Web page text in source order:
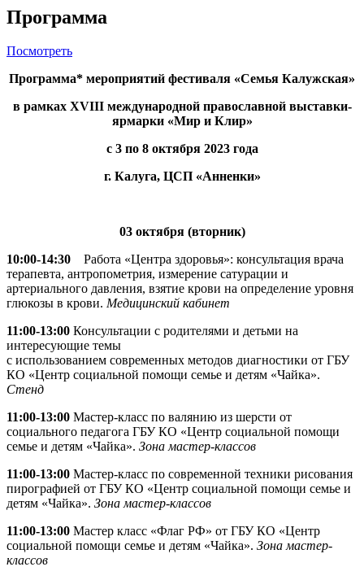
Программа
Посмотреть
Программа* мероприятий фестиваля «Семья Калужская»
в рамках XVIII международной православной выставки-
ярмарки «Мир и Клир»
с 3 по 8 октября 2023 года
г. Калуга, ЦСП «Анненки»
03 октября (вторник)
10:00-14:30 Работа «Центра здоровья»: консультация врача
терапевта, антропометрия, измерение сатурации и
артериального давления, взятие крови на определение уровня
глюкозы в крови. Медицинский кабинет
11:00-13:00 Консультации с родителями и детьми на
интересующие темы
с использованием современных методов диагностики от ГБУ
КО «Центр социальной помощи семье и детям «Чайка».
Стенд
11:00-13:00 Мастер-класс по валянию из шерсти от
социального педагога ГБУ КО «Центр социальной помощи
семье и детям «Чайка». Зона мастер-классов
11:00-13:00 Мастер-класс по современной техники рисования
пирографией от ГБУ КО «Центр социальной помощи семье и
детям «Чайка». Зона мастер-классов
11:00-13:00 Мастер класс «Флаг РФ» от ГБУ КО «Центр
социальной помощи семье и детям «Чайка». Зона мастер-
классов